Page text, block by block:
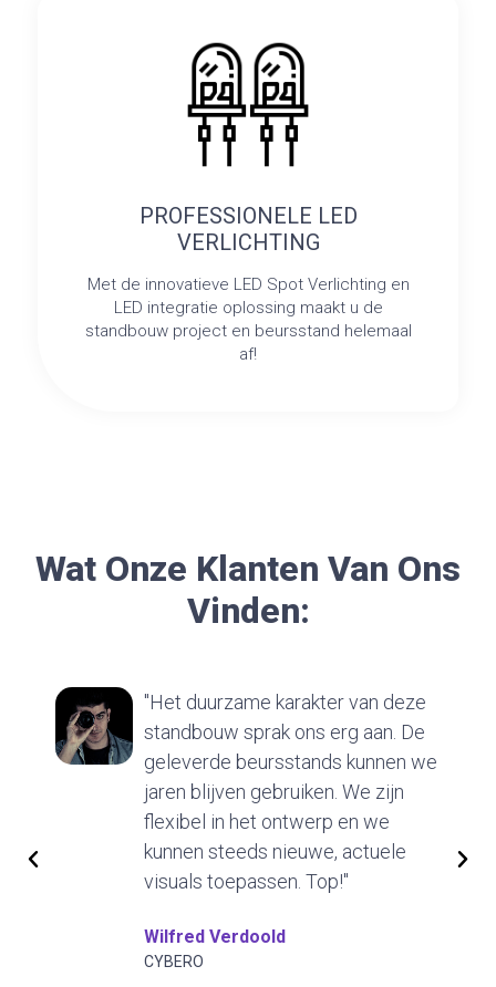
PROFESSIONELE LED
VERLICHTING
Met de innovatieve LED Spot Verlichting en
LED integratie oplossing maakt u de
standbouw project en beursstand helemaal
af!
Wat Onze Klanten Van Ons
Vinden:
"Het duurzame karakter van deze
standbouw sprak ons erg aan. De
geleverde beursstands kunnen we
jaren blijven gebruiken. We zijn
flexibel in het ontwerp en we
kunnen steeds nieuwe, actuele
visuals toepassen. Top!"
Wilfred Verdoold
CYBERO